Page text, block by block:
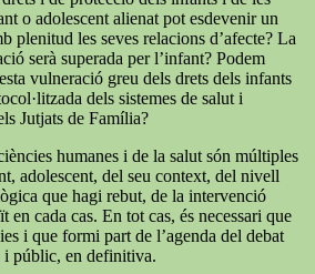
o adolescent alienat pot esdevenir un
plenitud les seves relacions d’afecte? La
serà superada per l’infant? Podem
vulneració greu dels drets dels infants
dels sistemes de salut i
Jutjats de Família?
humanes i de la salut són múltiples
adolescent, del seu context, del nivell
que hagi rebut, de la intervenció
en cada cas. En tot cas, és necessari que
i que formi part de l’agenda del debat
públic, en definitiva.